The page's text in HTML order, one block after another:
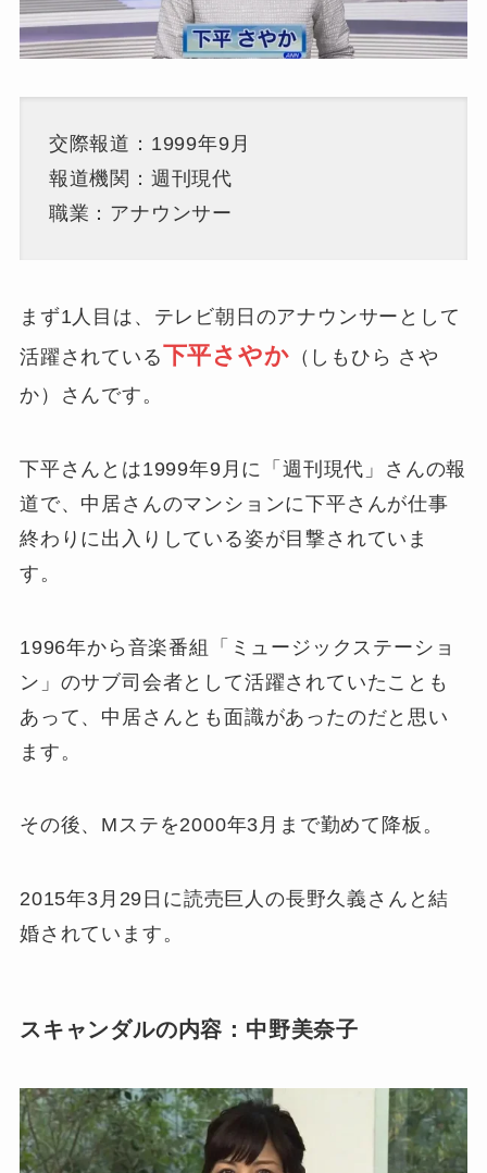
交際報道：1999年9月
報道機関：週刊現代
職業：アナウンサー
まず1人目は、テレビ朝日のアナウンサーとして
活躍されている下平さやか （しもひら さや
か）さんです。
下平さんとは1999年9月に「週刊現代」さんの報
道で、中居さんのマンションに下平さんが仕事
終わりに出入りしている姿が目撃されていま
す。
1996年から音楽番組「ミュージックステーショ
ン」のサブ司会者として活躍されていたことも
あって、中居さんとも面識があったのだと思い
ます。
その後、Mステを2000年3月まで勤めて降板。
2015年3月29日に読売巨人の長野久義さんと結
婚されています。
スキャンダルの内容：中野美奈子